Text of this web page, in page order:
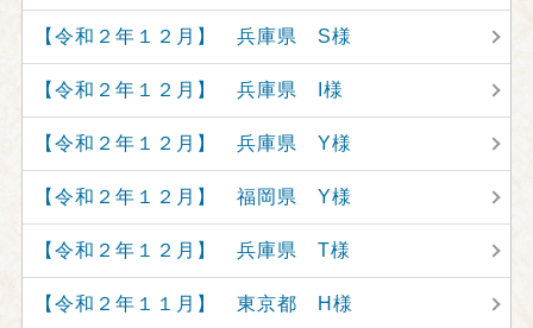
【令和２年１２月】 兵庫県 S様
【令和２年１２月】 兵庫県 I様
【令和２年１２月】 兵庫県 Y様
【令和２年１２月】 福岡県 Y様
【令和２年１２月】 兵庫県 T様
【令和２年１１月】 東京都 H様